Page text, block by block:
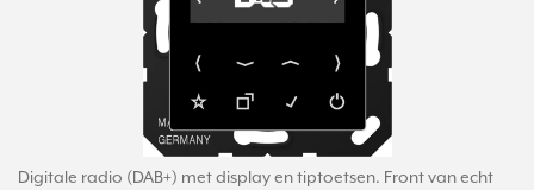
Digitale radio (DAB+) met display en tiptoetsen. Front van echt